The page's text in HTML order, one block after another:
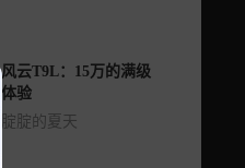
风云T9L：15万的满级
体验
腚腚的夏天